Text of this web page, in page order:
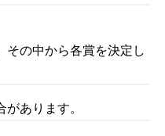
その中から各賞を決定し
あります。